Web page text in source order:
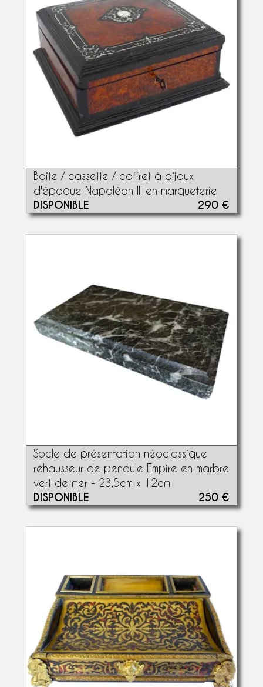
Boite / cassette / coffret à bijoux
d'époque Napoléon III en marqueterie
DISPONIBLE 290 €
Socle de présentation néoclassique
réhausseur de pendule Empire en marbre
vert de mer - 23,5cm x 12cm
DISPONIBLE 250 €